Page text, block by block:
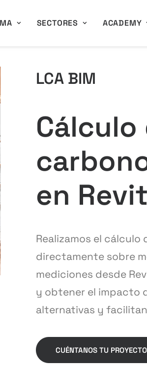
SECTORES ACADEMY
LCA BIM
en Revit
Realizamos el
directamente sobre
mediciones desde
y obtener el impacto
alternativas y
CUÉNTANOS TU PROYECTO